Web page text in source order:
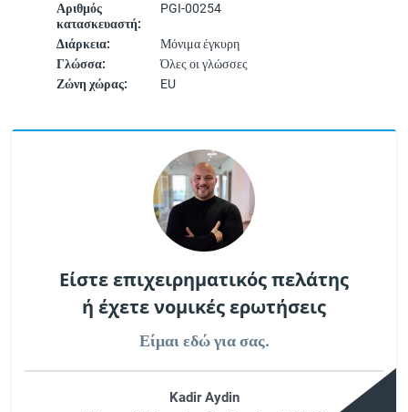
Αριθμός
κατασκευαστή:
PGI-00254
Διάρκεια:
Μόνιμα έγκυρη
Γλώσσα:
Όλες οι γλώσσες
Ζώνη χώρας:
EU
Είστε επιχειρηματικός πελάτης
ή έχετε νομικές ερωτήσεις
Είμαι εδώ για σας.
Kadir Aydin